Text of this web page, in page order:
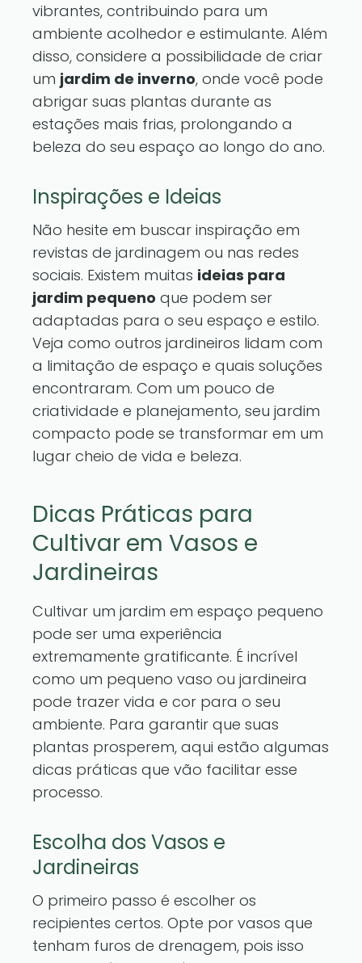
vibrantes, contribuindo para um
ambiente acolhedor e estimulante. Além
disso, considere a possibilidade de criar
um jardim de inverno, onde você pode
abrigar suas plantas durante as
estações mais frias, prolongando a
beleza do seu espaço ao longo do ano.
Inspirações e Ideias
Não hesite em buscar inspiração em
revistas de jardinagem ou nas redes
sociais. Existem muitas ideias para
jardim pequeno que podem ser
adaptadas para o seu espaço e estilo.
Veja como outros jardineiros lidam com
a limitação de espaço e quais soluções
encontraram. Com um pouco de
criatividade e planejamento, seu jardim
compacto pode se transformar em um
lugar cheio de vida e beleza.
Dicas Práticas para
Cultivar em Vasos e
Jardineiras
Cultivar um jardim em espaço pequeno
pode ser uma experiência
extremamente gratificante. É incrível
como um pequeno vaso ou jardineira
pode trazer vida e cor para o seu
ambiente. Para garantir que suas
plantas prosperem, aqui estão algumas
dicas práticas que vão facilitar esse
processo.
Escolha dos Vasos e
Jardineiras
O primeiro passo é escolher os
recipientes certos. Opte por vasos que
tenham furos de drenagem, pois isso